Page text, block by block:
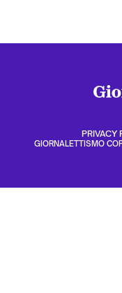
PRIVACY
GIORNALETTISMO